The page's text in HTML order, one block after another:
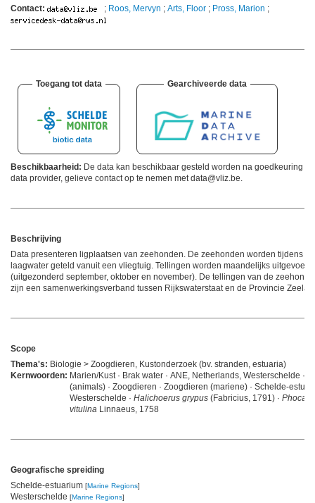
Contact:
; Roos, Mervyn ; Arts, Floor ; Pross, Marion ;
Toegang tot data Gearchiveerde data
Beschikbaarheid: De data kan beschikbaar gesteld worden na goedkeuring
data provider, gelieve contact op te nemen met data@vliz.be.
Beschrijving
Data presenteren ligplaatsen van zeehonden. De zeehonden worden tijdens
laagwater geteld vanuit een vliegtuig. Tellingen worden maandelijks uitgevoerd
(uitgezonderd september, oktober en november). De tellingen van de
zijn een samenwerkingsverband tussen Rijkswaterstaat en de Provincie
Scope
Thema's: Biologie > Zoogdieren, Kustonderzoek (bv. stranden, estuaria)
Kernwoorden: Marien/Kust · Brak water · ANE, Netherlands, Westerschelde ·
(animals) · Zoogdieren · Zoogdieren (mariene) · Schelde-
Westerschelde · Halichoerus grypus (Fabricius, 1791) · Phoca
vitulina Linnaeus, 1758
Geografische spreiding
Schelde-estuarium [Marine Regions]
Westerschelde [Marine Regions]